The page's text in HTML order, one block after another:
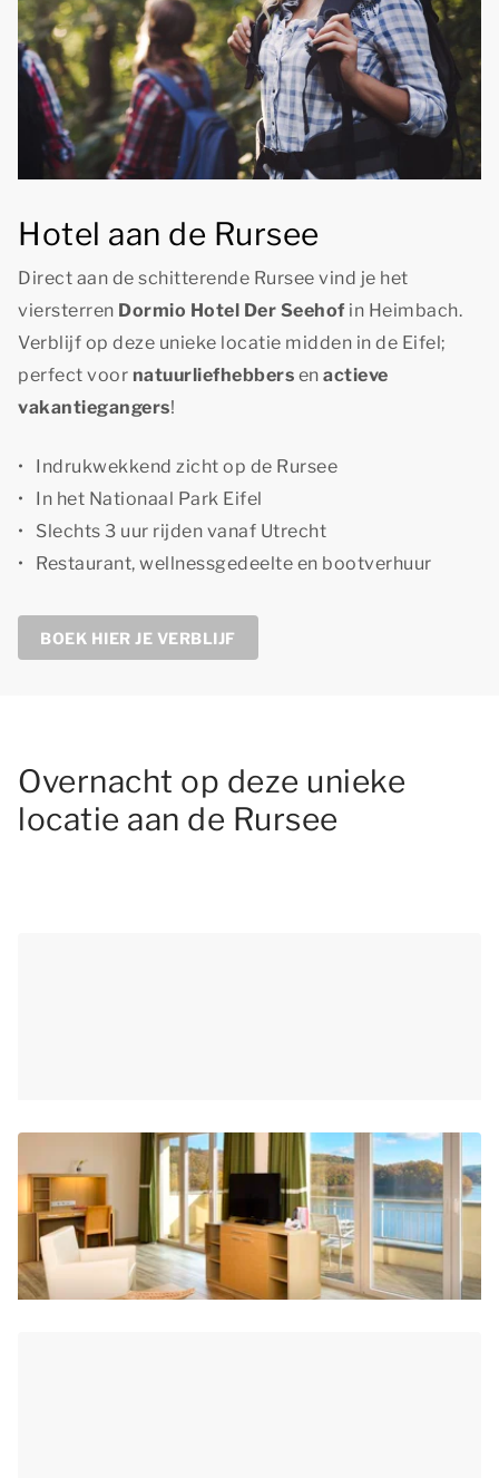
Hotel aan de Rursee
Direct aan de schitterende Rursee vind je het
viersterren Dormio Hotel Der Seehof in Heimbach.
Verblijf op deze unieke locatie midden in de Eifel;
perfect voor natuurliefhebbers en actieve
vakantiegangers!
Indrukwekkend zicht op de Rursee
In het Nationaal Park Eifel
Slechts 3 uur rijden vanaf Utrecht
Restaurant, wellnessgedeelte en bootverhuur
BOEK HIER JE VERBLIJF
Overnacht op deze unieke
locatie aan de Rursee